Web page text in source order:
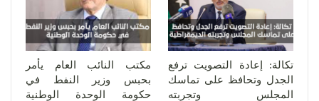
تكالة: إعادة التصويت ترفع
الجدل وتحافظ على تماسك
المجلس وتجربته
مكتب النائب العام يأمر
بحبس وزير النفط في
حكومة الوحدة الوطنية